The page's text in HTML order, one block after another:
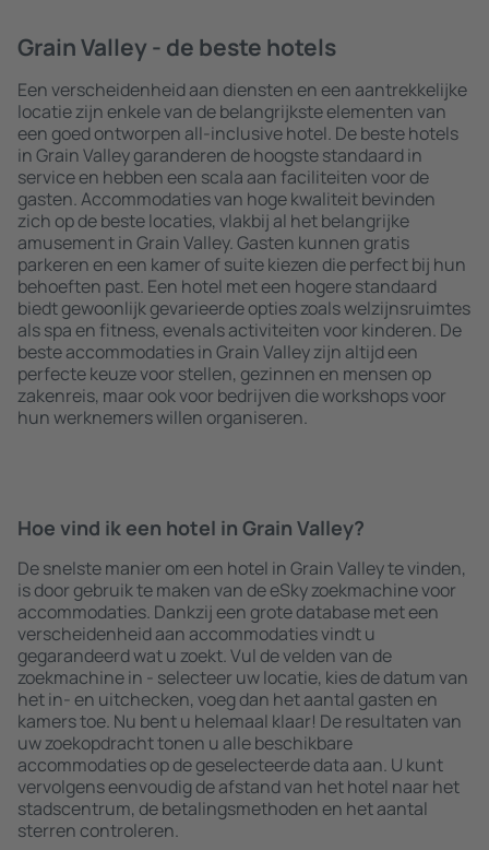
Grain Valley - de beste hotels
Een verscheidenheid aan diensten en een aantrekkelijke
locatie zijn enkele van de belangrijkste elementen van
een goed ontworpen all-inclusive hotel. De beste hotels
in Grain Valley garanderen de hoogste standaard in
service en hebben een scala aan faciliteiten voor de
gasten. Accommodaties van hoge kwaliteit bevinden
zich op de beste locaties, vlakbij al het belangrijke
amusement in Grain Valley. Gasten kunnen gratis
parkeren en een kamer of suite kiezen die perfect bij hun
behoeften past. Een hotel met een hogere standaard
biedt gewoonlijk gevarieerde opties zoals welzijnsruimtes
als spa en fitness, evenals activiteiten voor kinderen. De
beste accommodaties in Grain Valley zijn altijd een
perfecte keuze voor stellen, gezinnen en mensen op
zakenreis, maar ook voor bedrijven die workshops voor
hun werknemers willen organiseren.
Hoe vind ik een hotel in Grain Valley?
De snelste manier om een hotel in Grain Valley te vinden,
is door gebruik te maken van de eSky zoekmachine voor
accommodaties. Dankzij een grote database met een
verscheidenheid aan accommodaties vindt u
gegarandeerd wat u zoekt. Vul de velden van de
zoekmachine in - selecteer uw locatie, kies de datum van
het in- en uitchecken, voeg dan het aantal gasten en
kamers toe. Nu bent u helemaal klaar! De resultaten van
uw zoekopdracht tonen u alle beschikbare
accommodaties op de geselecteerde data aan. U kunt
vervolgens eenvoudig de afstand van het hotel naar het
stadscentrum, de betalingsmethoden en het aantal
sterren controleren.